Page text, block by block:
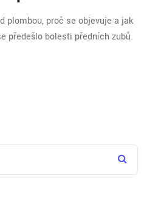
plombou, proč se objevuje a jak
předešlo bolesti předních zubů.